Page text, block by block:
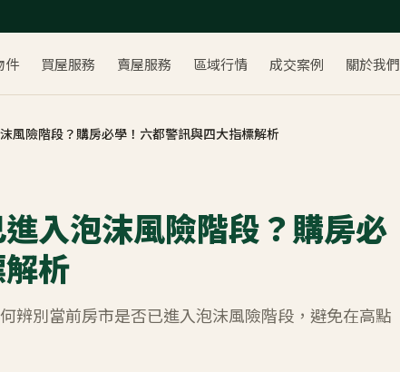
件 買屋服務 賣屋服務 區域行情 成交案例 關於我們
風險階段？購房必學！六都警訊與四大指標解析
入泡沫風險階段？購房必
析
辨別當前房市是否已進入泡沫風險階段，避免在高點